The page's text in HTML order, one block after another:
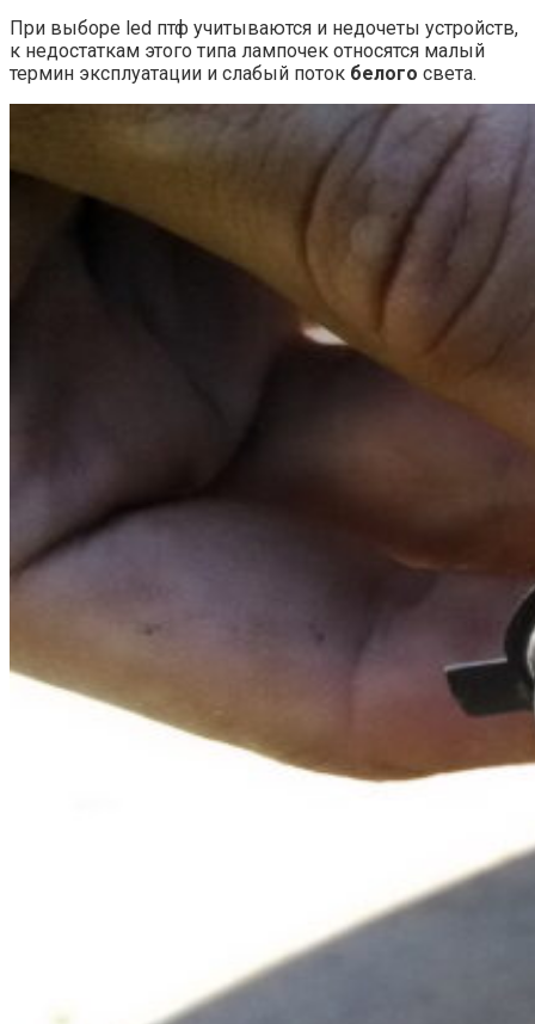
При выборе led птф учитываются и недочеты устройств,
к недостаткам этого типа лампочек относятся малый
термин эксплуатации и слабый поток белого света.